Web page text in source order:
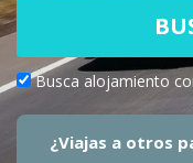
Busca alojamiento
¿Viajas a otros